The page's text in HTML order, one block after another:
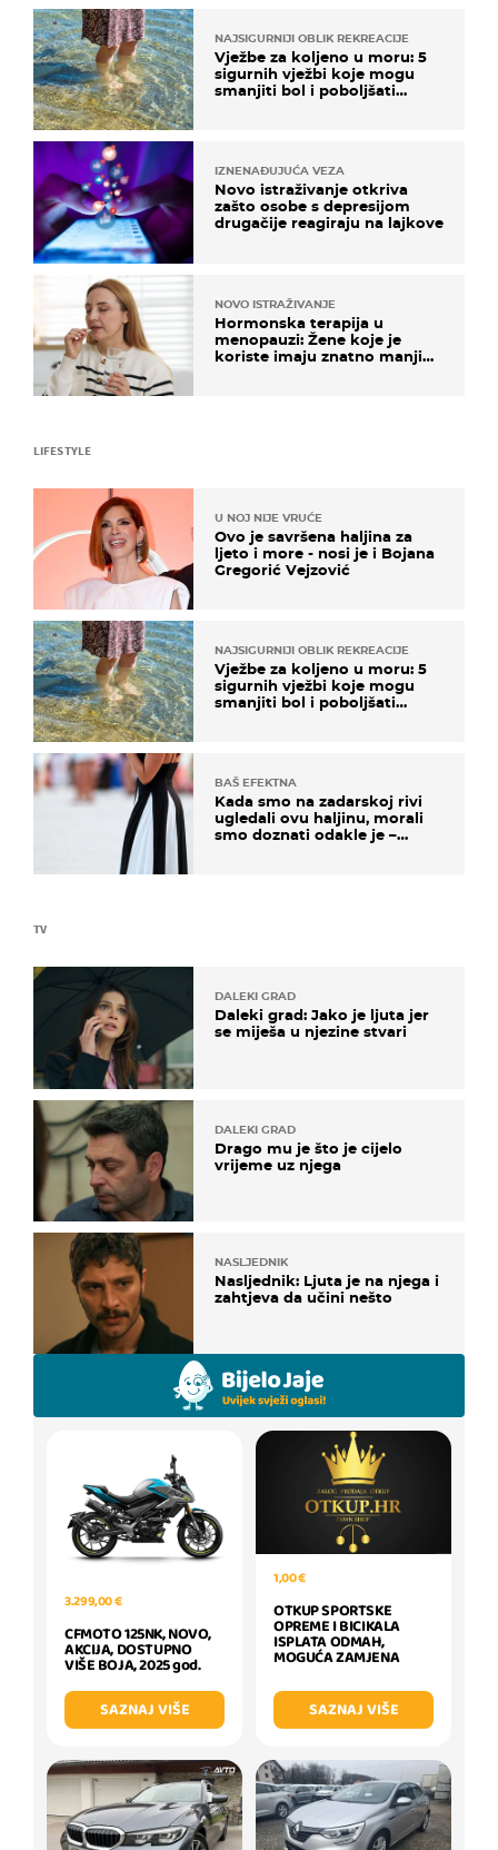
NAJSIGURNIJI OBLIK REKREACIJE
Vježbe za koljeno u moru: 5
sigurnih vježbi koje mogu
smanjiti bol i poboljšati
IZNENAĐUJUĆA VEZA
Novo istraživanje otkriva
zašto osobe s depresijom
drugačije reagiraju na lajkove
NOVO ISTRAŽIVANJE
Hormonska terapija u
menopauzi: Žene koje je
koriste imaju znatno manji
TV
DALEKI GRAD
Daleki grad: Jako je ljuta jer
se miješa u njezine stvari
DALEKI GRAD
Drago mu je što je cijelo
vrijeme uz njega
NASLJEDNIK
Nasljednik: Ljuta je na njega i
zahtjeva da učini nešto
LIFESTYLE
U NOJ NIJE VRUĆE
Ovo je savršena haljina za
ljeto i more - nosi je i Bojana
Gregorić Vejzović
NAJSIGURNIJI OBLIK REKREACIJE
Vježbe za koljeno u moru: 5
sigurnih vježbi koje mogu
smanjiti bol i poboljšati
BAŠ EFEKTNA
Kada smo na zadarskoj rivi
ugledali ovu haljinu, morali
smo doznati odakle je –
3.299,00 €
CFMOTO 125NK, NOVO,
AKCIJA, DOSTUPNO
VIŠE BOJA, 2025 god.
SAZNAJ VIŠE
1,00 €
OTKUP SPORTSKE
OPREME I BICIKALA
ISPLATA ODMAH,
MOGUĆA ZAMJENA
SAZNAJ VIŠE